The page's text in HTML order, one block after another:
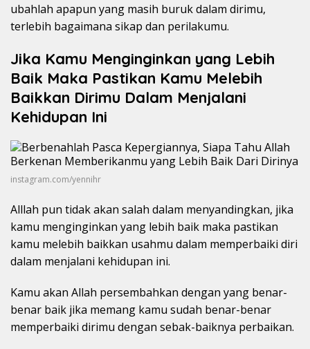
ubahlah apapun yang masih buruk dalam dirimu,
terlebih bagaimana sikap dan perilakumu.
Jika Kamu Menginginkan yang Lebih
Baik Maka Pastikan Kamu Melebih
Baikkan Dirimu Dalam Menjalani
Kehidupan Ini
instagram.com/yennihr
Alllah pun tidak akan salah dalam menyandingkan, jika
kamu menginginkan yang lebih baik maka pastikan
kamu melebih baikkan usahmu dalam memperbaiki diri
dalam menjalani kehidupan ini.
Kamu akan Allah persembahkan dengan yang benar-
benar baik jika memang kamu sudah benar-benar
memperbaiki dirimu dengan sebak-baiknya perbaikan.